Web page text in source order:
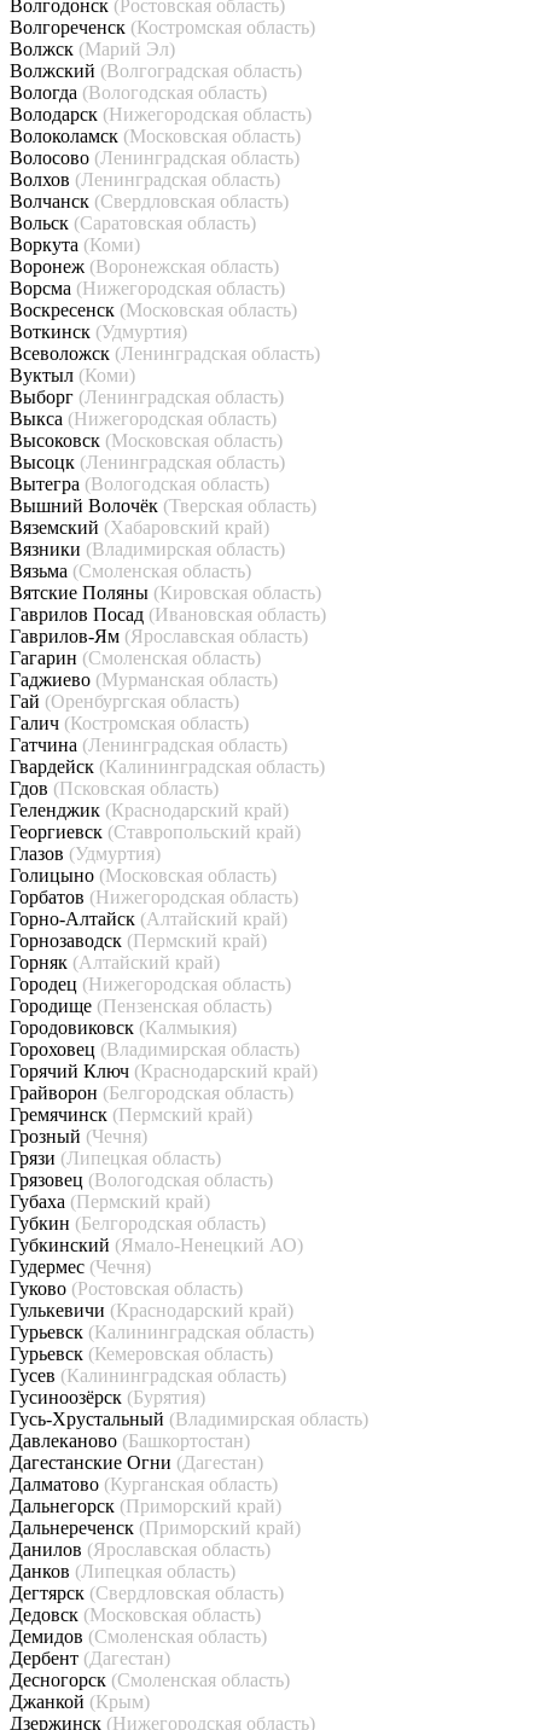
Волгодонск (Ростовская область)
Волгореченск (Костромская область)
Волжск (Марий Эл)
Волжский (Волгоградская область)
Вологда (Вологодская область)
Володарск (Нижегородская область)
Волоколамск (Московская область)
Волосово (Ленинградская область)
Волхов (Ленинградская область)
Волчанск (Свердловская область)
Вольск (Саратовская область)
Воркута (Коми)
Воронеж (Воронежская область)
Ворсма (Нижегородская область)
Воскресенск (Московская область)
Воткинск (Удмуртия)
Всеволожск (Ленинградская область)
Вуктыл (Коми)
Выборг (Ленинградская область)
Выкса (Нижегородская область)
Высоковск (Московская область)
Высоцк (Ленинградская область)
Вытегра (Вологодская область)
Вышний Волочёк (Тверская область)
Вяземский (Хабаровский край)
Вязники (Владимирская область)
Вязьма (Смоленская область)
Вятские Поляны (Кировская область)
Гаврилов Посад (Ивановская область)
Гаврилов-Ям (Ярославская область)
Гагарин (Смоленская область)
Гаджиево (Мурманская область)
Гай (Оренбургская область)
Галич (Костромская область)
Гатчина (Ленинградская область)
Гвардейск (Калининградская область)
Гдов (Псковская область)
Геленджик (Краснодарский край)
Георгиевск (Ставропольский край)
Глазов (Удмуртия)
Голицыно (Московская область)
Горбатов (Нижегородская область)
Горно-Алтайск (Алтайский край)
Горнозаводск (Пермский край)
Горняк (Алтайский край)
Городец (Нижегородская область)
Городище (Пензенская область)
Городовиковск (Калмыкия)
Гороховец (Владимирская область)
Горячий Ключ (Краснодарский край)
Грайворон (Белгородская область)
Гремячинск (Пермский край)
Грозный (Чечня)
Грязи (Липецкая область)
Грязовец (Вологодская область)
Губаха (Пермский край)
Губкин (Белгородская область)
Губкинский (Ямало-Ненецкий АО)
Гудермес (Чечня)
Гуково (Ростовская область)
Гулькевичи (Краснодарский край)
Гурьевск (Калининградская область)
Гурьевск (Кемеровская область)
Гусев (Калининградская область)
Гусиноозёрск (Бурятия)
Гусь-Хрустальный (Владимирская область)
Давлеканово (Башкортостан)
Дагестанские Огни (Дагестан)
Далматово (Курганская область)
Дальнегорск (Приморский край)
Дальнереченск (Приморский край)
Данилов (Ярославская область)
Данков (Липецкая область)
Дегтярск (Свердловская область)
Дедовск (Московская область)
Демидов (Смоленская область)
Дербент (Дагестан)
Десногорск (Смоленская область)
Джанкой (Крым)
Дзержинск (Нижегородская область)